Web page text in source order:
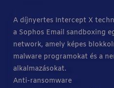
A díjnyertes Intercept X
a Sophos Email sandboxing
network, amely képes
malware programokat és a
alkalmazásokat.
Anti-ransomware